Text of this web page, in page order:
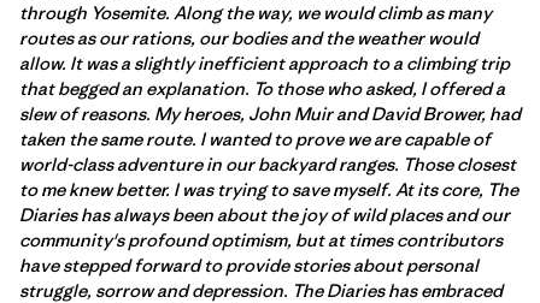
through Yosemite. Along the way, we would climb as many
routes as our rations, our bodies and the weather would
allow. It was a slightly inefficient approach to a climbing trip
that begged an explanation. To those who asked, I offered a
slew of reasons. My heroes, John Muir and David Brower, had
taken the same route. I wanted to prove we are capable of
world-class adventure in our backyard ranges. Those closest
to me knew better. I was trying to save myself. At its core, The
Diaries has always been about the joy of wild places and our
community's profound optimism, but at times contributors
have stepped forward to provide stories about personal
struggle, sorrow and depression. The Diaries has embraced